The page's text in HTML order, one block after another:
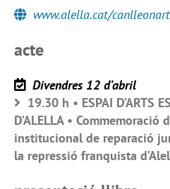
www.alella.cat/canlleonart
acte
Divendres 12 d’abril
19.30 h • ESPAI D’ARTS
D’ALELLA • Commemoració
institucional de reparació
la repressió franquista